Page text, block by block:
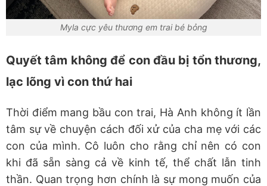
Myla cực yêu thương em trai bé bỏng
Quyết tâm không để con đầu bị tổn thương,
lạc lõng vì con thứ hai
Thời điểm mang bầu con trai, Hà Anh không ít lần
tâm sự về chuyện cách đối xử của cha mẹ với các
con của mình. Cô luôn cho rằng chỉ nên có con
khi đã sẵn sàng cả về kinh tế, thể chất lẫn tinh
thần. Quan trọng hơn chính là sự mong muốn của